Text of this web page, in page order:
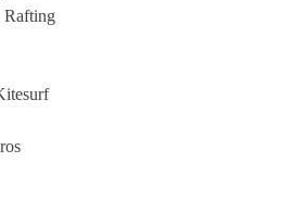
Rafting